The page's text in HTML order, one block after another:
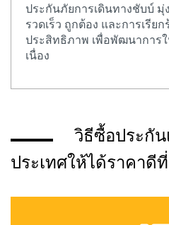
ประกันภัยการเดินทางชับบ์
รวดเร็ว ถูกต้อง และการเรี
ประสิทธิภาพ เพื่อพัฒนาการ
เนื่อง
วิธีซื้อประกัน
ประเทศให้ได้ราคาดี